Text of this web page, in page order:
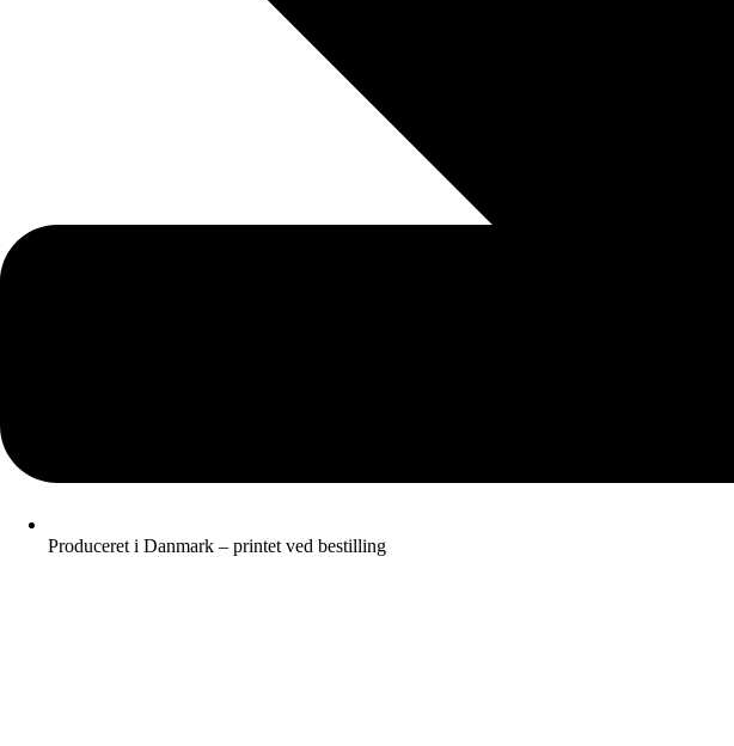
Produceret i Danmark – printet ved bestilling